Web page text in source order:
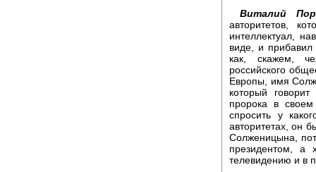
Виталий
авторитетов,
интеллектуал,
виде, и
как, скажем,
российского
Европы, имя
который
пророка в
спросить у
авторитетах, он
Солженицына,
президентом, а
телевидению и в